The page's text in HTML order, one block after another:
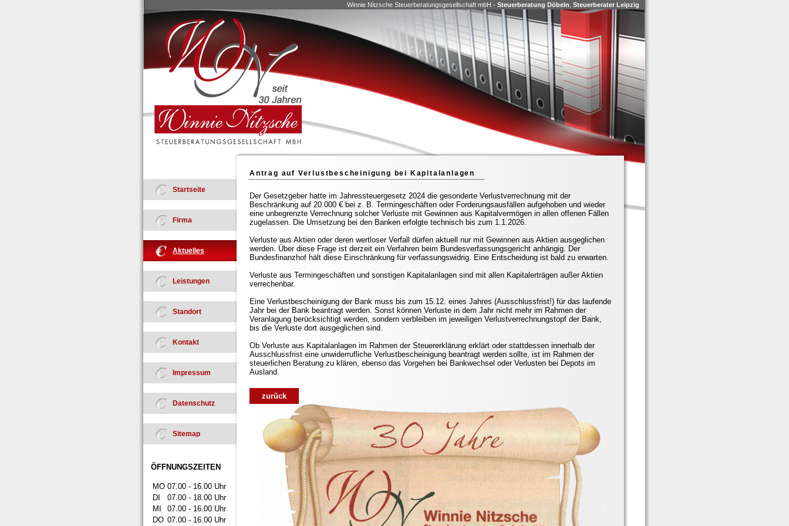
Winnie Nitzsche Steuerberatungsgesellschaft mbH - Steuerberatung Döbeln Steuerberater Leipzig
Startseite
Firma
Aktuelles
Leistungen
Standort
Kontakt
Impressum
Datenschutz
Sitemap
ÖFFNUNGSZEITEN
MO 07.00 - 16.00 Uhr
DI
07.00 - 18.00 Uhr
MI
07.00 - 16.00 Uhr
DO 07.00 - 16.00 Uhr
Antrag auf Verlustbescheinigung bei Kapitalanlagen
Der Gesetzgeber hatte im Jahressteuergesetz 2024 die gesonderte Verlustverrechnung mit der
Beschränkung auf 20.000 € bei z. B. Termingeschäften oder Forderungsausfällen aufgehoben und wieder
eine unbegrenzte Verrechnung solcher Verluste mit Gewinnen aus Kapitalvermögen in allen offenen Fällen
zugelassen. Die Umsetzung bei den Banken erfolgte technisch bis zum 1.1.2026.
Verluste aus Aktien oder deren wertloser Verfall dürfen aktuell nur mit Gewinnen aus Aktien ausgeglichen
werden. Über diese Frage ist derzeit ein Verfahren beim Bundesverfassungsgericht anhängig. Der
Bundesfinanzhof hält diese Einschränkung für verfassungswidrig. Eine Entscheidung ist bald zu erwarten.
Verluste aus Termingeschäften und sonstigen Kapitalanlagen sind mit allen Kapitalerträgen außer Aktien
verrechenbar.
Eine Verlustbescheinigung der Bank muss bis zum 15.12. eines Jahres (Ausschlussfrist!) für das laufende
Jahr bei der Bank beantragt werden. Sonst können Verluste in dem Jahr nicht mehr im Rahmen der
Veranlagung berücksichtigt werden, sondern verbleiben im jeweiligen Verlustverrechnungstopf der Bank,
bis die Verluste dort ausgeglichen sind.
Ob Verluste aus Kapitalanlagen im Rahmen der Steuererklärung erklärt oder stattdessen innerhalb der
Ausschlussfrist eine unwiderrufliche Verlustbescheinigung beantragt werden sollte, ist im Rahmen der
steuerlichen Beratung zu klären, ebenso das Vorgehen bei Bankwechsel oder Verlusten bei Depots im
Ausland.
zurück